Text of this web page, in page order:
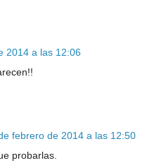
2014 a las 12:06
febrero de 2014 a las 12:50
probarlas.